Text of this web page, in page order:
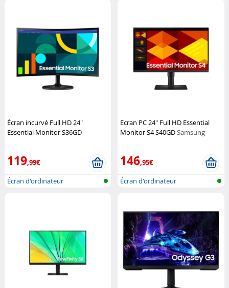
Écran incurvé Full HD 24"
Essential Monitor S36GD
119,99€
Écran d'ordinateur
Ecran PC 24" Full HD Essential
Monitor S4 S40GDSamsung
146,95€
Écran d'ordinateur